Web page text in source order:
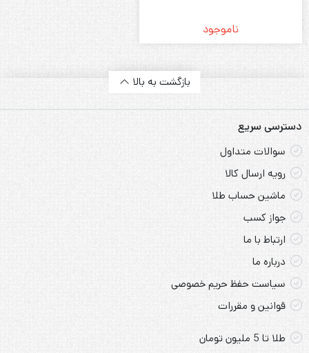
ناموجود
بازگشت به بالا
دسترسی سریع
سوالات متداول
رویه ارسال کالا
ماشین حساب طلا
جواز کسب
ارتباط با ما
درباره ما
سیاست حفظ حریم خصوصی
قوانین و مقررات
طلا تا 5 ملیون تومان